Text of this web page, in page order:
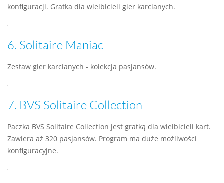
konfiguracji. Gratka dla wielbicieli gier karcianych.
6. Solitaire Maniac
Zestaw gier karcianych - kolekcja pasjansów.
7. BVS Solitaire Collection
Paczka BVS Solitaire Collection jest gratką dla wielbicieli kart.
Zawiera aż 320 pasjansów. Program ma duże możliwości
konfiguracyjne.